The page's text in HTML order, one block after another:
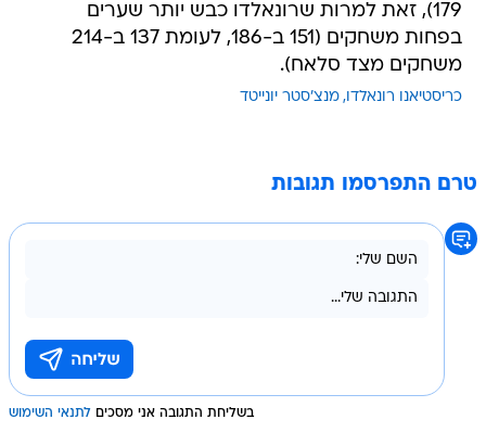
179), זאת למרות שרונאלדו כבש יותר שערים
בפחות משחקים (151 ב-186, לעומת 137 ב-214
משחקים מצד סלאח).
כריסטיאנו רונאלדו מנצ'סטר יונייטד
טרם התפרסמו תגובות
בשליחת התגובה אני מסכים לתנאי השימוש